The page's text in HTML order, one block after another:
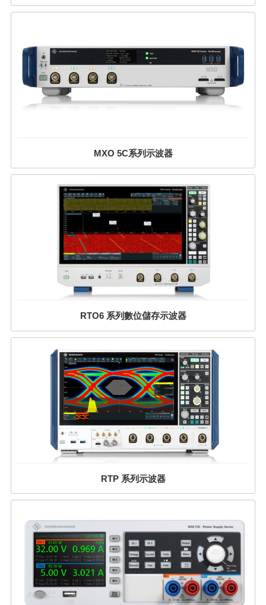
MXO 5C系列示波器
RTO6 系列數位儲存示波器
RTP 系列示波器